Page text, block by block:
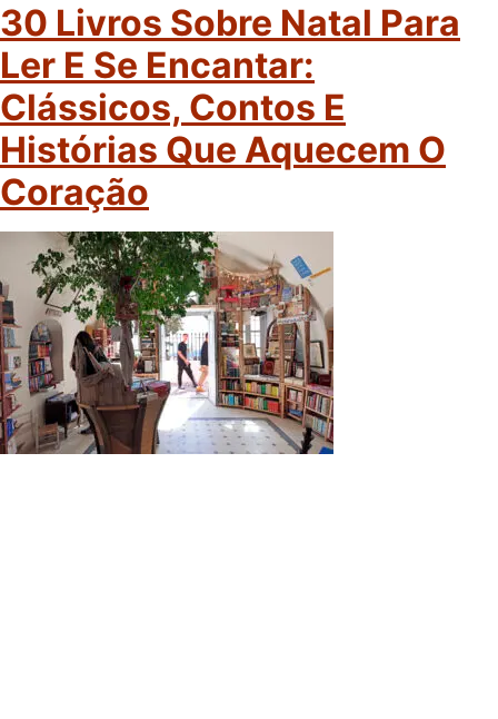
30 Livros Sobre Natal Para
Ler E Se Encantar:
Clássicos, Contos E
Histórias Que Aquecem O
Coração